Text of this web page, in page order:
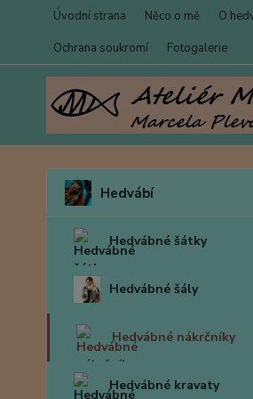
Úvodní strana Něco o mě O
Ochrana soukromí
Fotogalerie
Hedvábí
Hedvábné šátky
Hedvábné šály
Hedvábné nákrčníky
Hedvábné kravaty